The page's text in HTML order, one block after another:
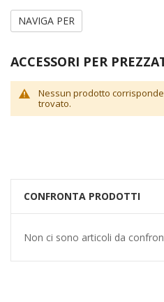
ACCESSORI PER
Nessun prodotto
trovato.
NAVIGA PER
CONFRONTA PRODOTTI
Non ci sono articoli da